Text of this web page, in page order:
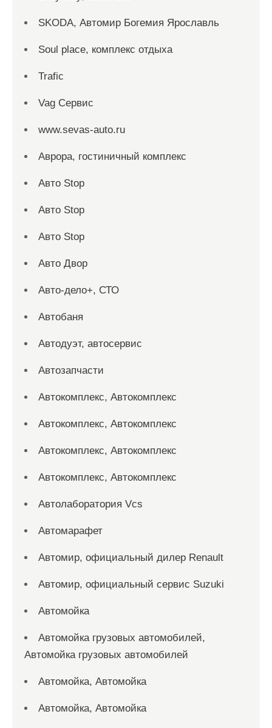
SKODA, Автомир Богемия Ярославль
Soul place, комплекс отдыха
Trafic
Vag Сервис
www.sevas-auto.ru
Аврора, гостиничный комплекс
Авто Stop
Авто Stop
Авто Stop
Авто Двор
Авто-дело+, СТО
Автобаня
Автодуэт, автосервис
Автозапчасти
Автокомплекс, Автокомплекс
Автокомплекс, Автокомплекс
Автокомплекс, Автокомплекс
Автокомплекс, Автокомплекс
Автолаборатория Vcs
Автомарафет
Автомир, официальный дилер Renault
Автомир, официальный сервис Suzuki
Автомойка
Автомойка грузовых автомобилей,
Автомойка грузовых автомобилей
Автомойка, Автомойка
Автомойка, Автомойка